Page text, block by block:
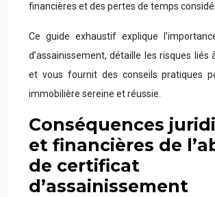
financières et des pertes de temps
Ce guide exhaustif explique
d’assainissement, détaille les risques liés
et vous fournit des conseils pratiques
immobilière sereine et réussie.
Conséquences
et financières de
de certificat
d’assainissement